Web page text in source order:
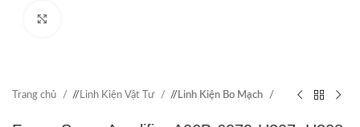
Trang chủ / Linh Kiện Vật Tư / Linh Kiện Bo Mạch